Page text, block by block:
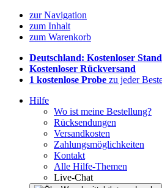
zur Navigation
zum Inhalt
zum Warenkorb
Deutschland: Kostenloser
Kostenloser Rückversand
1 kostenlose Probe zu jeder
Hilfe
Wo ist meine Bestellung?
Rücksendungen
Versandkosten
Zahlungsmöglichkeiten
Kontakt
Alle Hilfe-Themen
Live-Chat